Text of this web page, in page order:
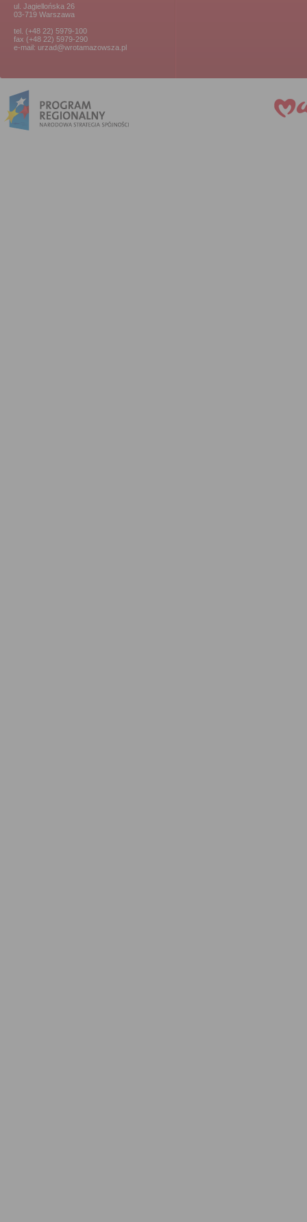
ul. Jagiellońska 26
03-719 Warszawa
tel. (+48 22) 5979-100
fax (+48 22) 5979-290
e-mail: urzad@wrotamazowsza.pl